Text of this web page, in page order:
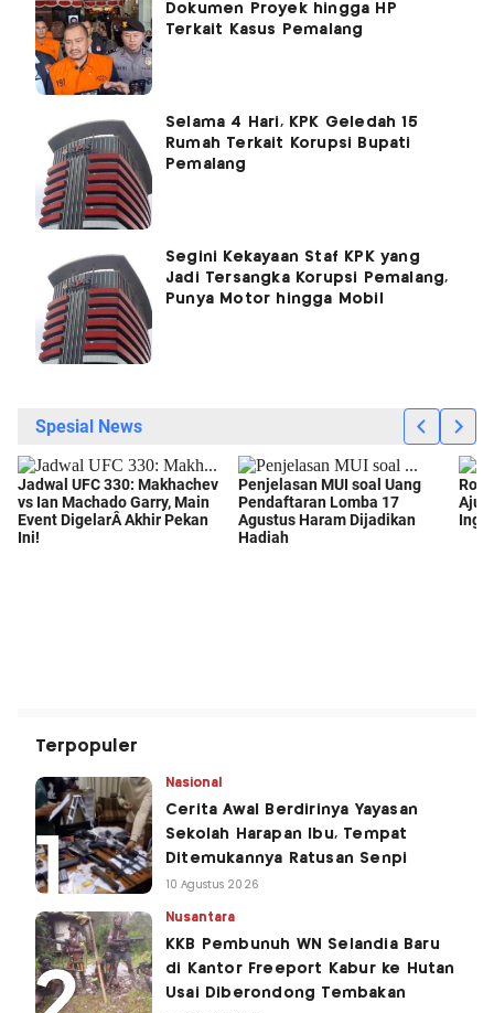
Dokumen Proyek hingga HP
Terkait Kasus Pemalang
Selama 4 Hari, KPK Geledah 15
Rumah Terkait Korupsi Bupati
Pemalang
Segini Kekayaan Staf KPK yang
Jadi Tersangka Korupsi Pemalang,
Punya Motor hingga Mobil
Terpopuler
Nasional
Cerita Awal Berdirinya Yayasan
Sekolah Harapan Ibu, Tempat
Ditemukannya Ratusan Senpi
10 Agustus 2026
Nusantara
KKB Pembunuh WN Selandia Baru
di Kantor Freeport Kabur ke Hutan
Usai Diberondong Tembakan